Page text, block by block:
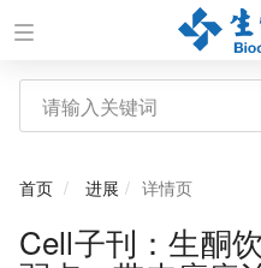
首页 进展 详情页
Cell子刊：生酮